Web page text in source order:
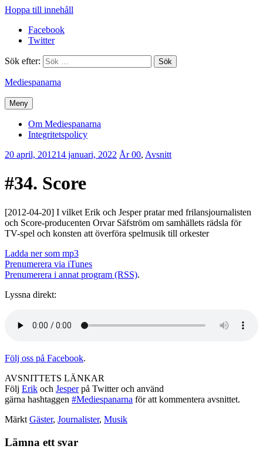
Hoppa till innehåll
Facebook
Twitter
Sök efter:
Mediespanarna
Meny
Om Mediespanarna
Integritetspolicy
20 april, 201214 januari, 2022 Erik
År 00, Avsnitt
#34. Score
[2012-04-20] I vilket Erik och Jesper pratar med frilansjournalisten
och Score-producenten Orvar Säfström om samhällets rädsla för
TV-spel och konsten att överföra spelmusik till orkester
Ladda ner som mp3
Prenumerera via iTunes
Prenumerera i annat program (RSS).
Lyssna direkt:
Följ oss på Facebook.
AVSNITTETS LÄNKAR
Följ Erik och Jesperpå Twitter och använd
gärna hashtaggen #Mediespanarna för att kommentera avsnittet.
Märkt Gäster, Journalister, Musik
Lämna ett svar